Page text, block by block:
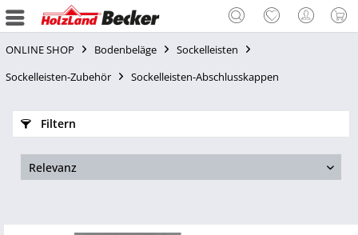
ONLINE SHOP Bodenbeläge
Sockelleisten
Sockelleisten-Zubehör
Sockelleisten-Abschlusskappen
Filtern